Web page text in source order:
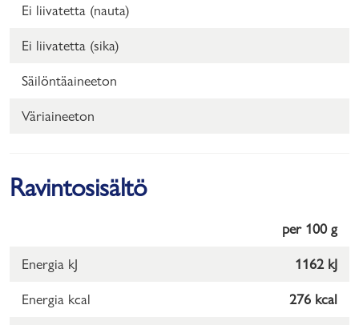
Ei liivatetta (nauta)
Ei liivatetta (sika)
Säilöntäaineeton
Väriaineeton
Ravintosisältö
per 100 g
Energia kJ 1162 kJ
Energia kcal 276 kcal